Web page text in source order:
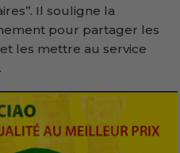
Il souligne la
pour partager les
les mettre au service